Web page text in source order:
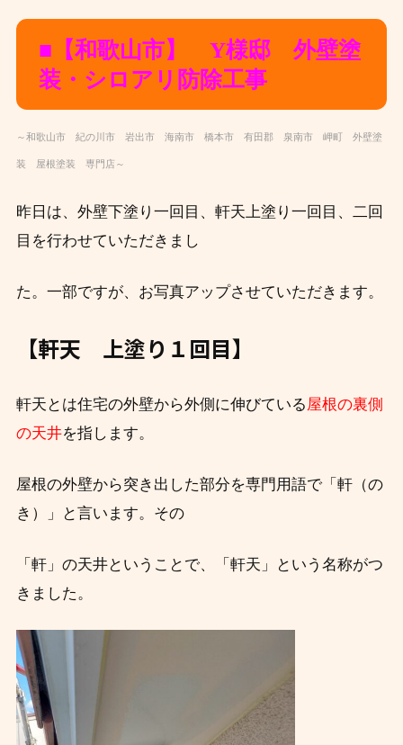
■【和歌山市】 Y様邸 外壁塗
装・シロアリ防除工事
～和歌山市 紀の川市 岩出市 海南市 橋本市 有田郡 泉南市 岬町 外壁塗
装 屋根塗装 専門店～
昨日は、外壁下塗り一回目、軒天上塗り一回目、二回
目を行わせていただきまし
た。一部ですが、お写真アップさせていただきます。
【軒天 上塗り１回目】
軒天とは住宅の外壁から外側に伸びている 屋根の裏側
の天井を指します。
屋根の外壁から突き出した部分を専門用語で「軒（の
き）」と言います。その
「軒」の天井ということで、「軒天」という名称がつ
きました。